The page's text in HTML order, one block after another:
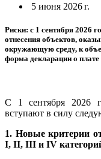
5 июня 2026 г.
Риски: с 1 сентября 2026
отнесения объектов,
окружающую среду, к
форма декларации о
С 1 сентября 2026
вступают в силу
1. Новые критерии
I, II, III и IV